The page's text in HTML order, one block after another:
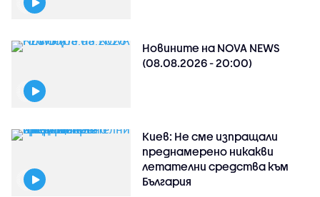
Новините на NOVA NEWS
(08.08.2026 - 20:00)
Киев: Не сме изпращали
преднамерено никакви
летателни средства към
България